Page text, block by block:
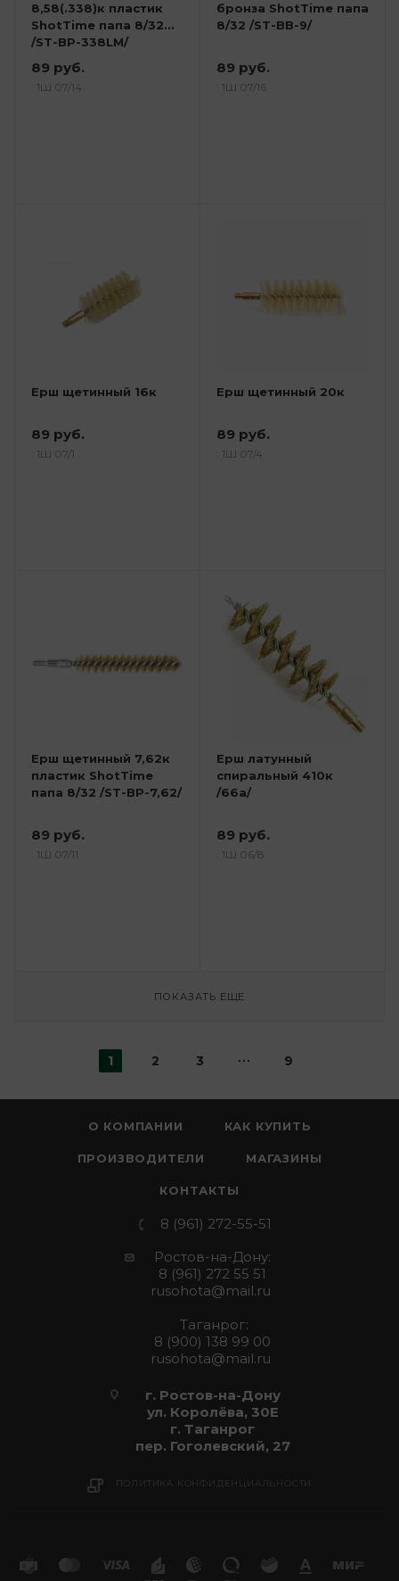
8,58(.338)к пластик
ShotTime папа 8/32
/ST-BР-338LM/
89 руб.
: 1Ш 07/14
бронза ShotTime папа
8/32 /ST-BВ-9/
89 руб.
: 1Ш 07/16
Ерш щетинный 16к
89 руб.
: 1Ш 07/1
Ерш щетинный 20к
89 руб.
: 1Ш 07/4
Ерш щетинный 7,62к
пластик ShotTime
папа 8/32 /ST-BP-7,62/
89 руб.
: 1Ш 07/11
Ерш латунный
спиральный 410к
/66а/
89 руб.
: 1Ш 06/8
ПОКАЗАТЬ ЕЩЕ
1 2 3 9
О КОМПАНИИ КАК КУПИТЬ
ПРОИЗВОДИТЕЛИ МАГАЗИНЫ
КОНТАКТЫ
8 (961) 272-55-51
Ростов-на-Дону:
8 (961) 272 55 51
rusohota@mail.ru
Таганрог:
8 (900) 138 99 00
rusohota@mail.ru
г. Ростов-на-Дону
ул. Королёва, 30Е
г. Таганрог
пер. Гоголевский, 27
ПОЛИТИКА КОНФИДЕНЦИАЛЬНОСТИ